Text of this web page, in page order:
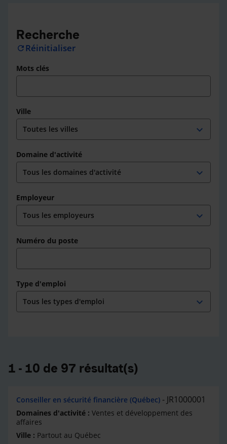
Recherche
refresh Réinitialiser
Mots clés
Ville
expand_more
Domaine d'activité
expand_more
Employeur
expand_more
Numéro du poste
Type d'emploi
expand_more
1 - 10 de 97 résultat(s)
Conseiller en sécurité financière (Québec) JR1000001
Ventes et développement des
affaires
Partout au Québec